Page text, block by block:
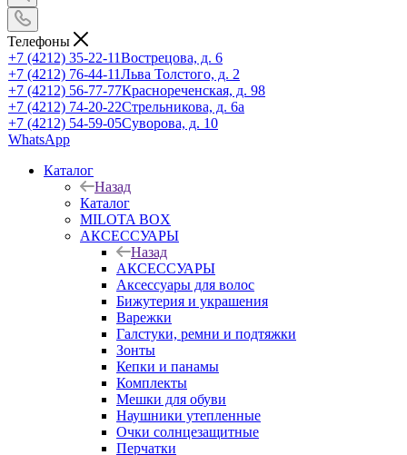
Телефоны
+7 (4212) 35-22-11Вострецова, д. 6
+7 (4212) 76-44-11Льва Толстого, д. 2
+7 (4212) 56-77-77Краснореченская, д. 98
+7 (4212) 74-20-22Стрельникова, д. 6а
+7 (4212) 54-59-05Суворова, д. 10
WhatsApp
Каталог
Назад
Каталог
MILOTA BOX
АКСЕССУАРЫ
Назад
АКСЕССУАРЫ
Аксессуары для волос
Бижутерия и украшения
Варежки
Галстуки, ремни и подтяжки
Зонты
Кепки и панамы
Комплекты
Мешки для обуви
Наушники утепленные
Очки солнцезащитные
Перчатки